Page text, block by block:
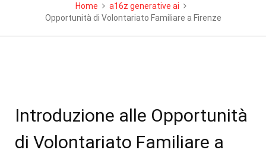
Home
a16z generative ai
Opportunità di Volontariato Familiare a Firenze
Introduzione alle Opportunità
di Volontariato Familiare a